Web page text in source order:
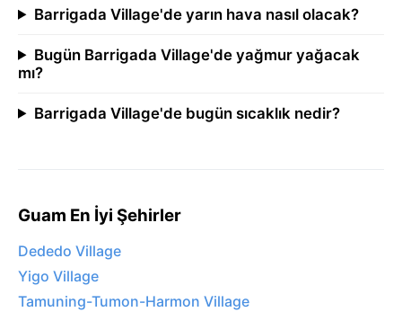
Barrigada Village'de yarın hava nasıl olacak?
Bugün Barrigada Village'de yağmur yağacak
mı?
Barrigada Village'de bugün sıcaklık nedir?
Guam En İyi Şehirler
Dededo Village
Yigo Village
Tamuning-Tumon-Harmon Village